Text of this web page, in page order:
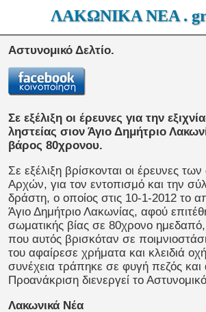
ΛΑΚΩΝΙΚΑ ΝΕΑ .
Αστυνομικό Δελτίο.
Σε εξέλιξη οι έρευνες για την
ληστείας σιον Άγιο Δημήτριο
βάρος 80χρονου.
Σε εξέλιξη βρίσκονται οι έρευνες
Αρχών, για τον εντοπισμό και την
δράστη, ο οποίος στις 10-1-2012 το
Άγιο Δημήτριο Λακωνίας, αφού
σωματικής βίας σε 80χρονο
που αυτός βρισκόταν σε
του αφαίρεσε χρήματα και κλειδιά
συνέχεια τράπηκε σε φυγή πεζός και
Προανάκριση διενεργεί το
Λακωνικά Νέα